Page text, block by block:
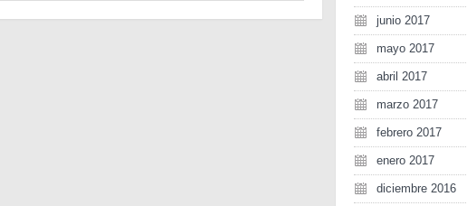
junio 2017
mayo 2017
abril 2017
marzo 2017
febrero 2017
enero 2017
diciembre 2016